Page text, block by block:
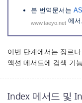
본 번역문서는
www.taeyo.net 에
이번 단계에서는 장르
액션 메서드에 검색 기
Index 메서드 및